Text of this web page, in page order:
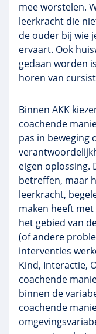
mee worstelen.
leerkracht die
de ouder bij wie
ervaart. Ook
gedaan worden
horen van
Binnen AKK
coachende
pas in beweging
eigen oplossing.
betreffen, maar
leerkracht,
maken heeft
het gebied van
(of andere
interventies
Kind, Interactie,
coachende
binnen de
coachende